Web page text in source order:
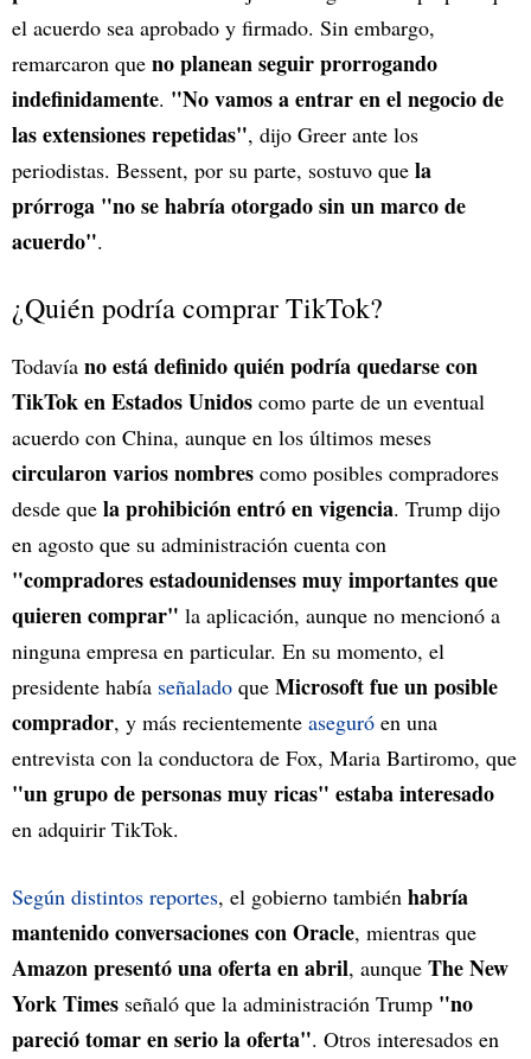
el acuerdo sea aprobado y firmado. Sin embargo,
remarcaron que no planean seguir prorrogando
indefinidamente. "No vamos a entrar en el negocio de
las extensiones repetidas", dijo Greer ante los
periodistas. Bessent, por su parte, sostuvo que la
prórroga "no se habría otorgado sin un marco de
acuerdo".
¿Quién podría comprar TikTok?
Todavía no está definido quién podría quedarse con
TikTok en Estados Unidos como parte de un eventual
acuerdo con China, aunque en los últimos meses
circularon varios nombres como posibles compradores
desde que la prohibición entró en vigencia. Trump dijo
en agosto que su administración cuenta con
"compradores estadounidenses muy importantes que
quieren comprar" la aplicación, aunque no mencionó a
ninguna empresa en particular. En su momento, el
presidente había señalado que Microsoft fue un posible
comprador, y más recientemente aseguró en una
entrevista con la conductora de Fox, Maria Bartiromo, que
"un grupo de personas muy ricas" estaba interesado
en adquirir TikTok.
Según distintos reportes, el gobierno también habría
mantenido conversaciones con Oracle, mientras que
Amazon presentó una oferta en abril, aunque The New
York Times señaló que la administración Trump "no
pareció tomar en serio la oferta". Otros interesados en